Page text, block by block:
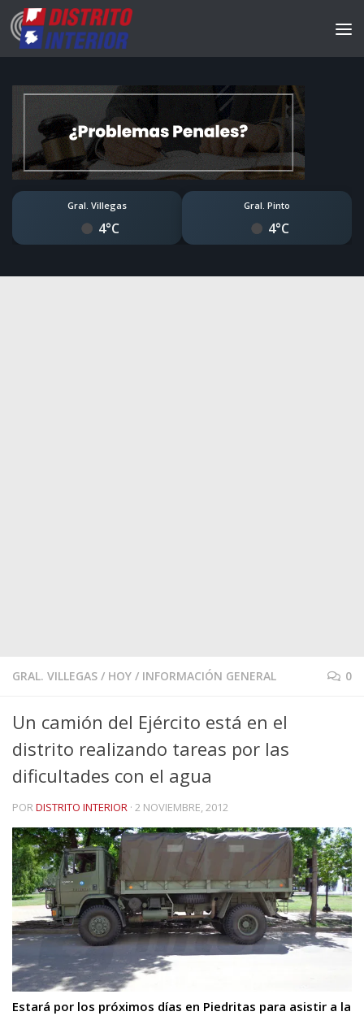
Gral. Villegas
4°C
Gral. Pinto
4°C
GRAL. VILLEGAS / HOY / INFORMACIÓN GENERAL 0
Un camión del Ejército está en el
distrito realizando tareas por las
dificultades con el agua
PORDISTRITO INTERIOR · 2 NOVIEMBRE, 2012
Estará por los próximos días en Piedritas para asistir a la